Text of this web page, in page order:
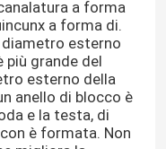
a forma
a forma di.
esterno
più grande del
esterno della
anello di blocco è
e la testa, di
è formata. Non